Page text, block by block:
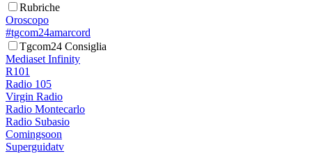
Rubriche
Oroscopo
#tgcom24amarcord
Tgcom24 Consiglia
Mediaset Infinity
R101
Radio 105
Virgin Radio
Radio Montecarlo
Radio Subasio
Comingsoon
Superguidatv